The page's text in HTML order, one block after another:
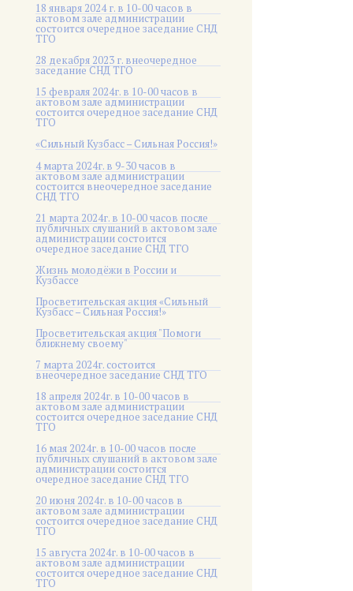
18 января 2024 г. в 10-00 часов в
актовом зале администрации
состоится очередное заседание СНД
ТГО
28 декабря 2023 г. внеочередное
заседание СНД ТГО
15 февраля 2024г. в 10-00 часов в
актовом зале администрации
состоится очередное заседание СНД
ТГО
«Сильный Кузбасс – Сильная Россия!»
4 марта 2024г. в 9-30 часов в
актовом зале администрации
состоится внеочередное заседание
СНД ТГО
21 марта 2024г. в 10-00 часов после
публичных слушаний в актовом зале
администрации состоится
очередное заседание СНД ТГО
Жизнь молодёжи в России и
Кузбассе
Просветительская акция «Сильный
Кузбасс – Сильная Россия!»
Просветительская акция "Помоги
ближнему своему"
7 марта 2024г. состоится
внеочередное заседание СНД ТГО
18 апреля 2024г. в 10-00 часов в
актовом зале администрации
состоится очередное заседание СНД
ТГО
16 мая 2024г. в 10-00 часов после
публичных слушаний в актовом зале
администрации состоится
очередное заседание СНД ТГО
20 июня 2024г. в 10-00 часов в
актовом зале администрации
состоится очередное заседание СНД
ТГО
15 августа 2024г. в 10-00 часов в
актовом зале администрации
состоится очередное заседание СНД
ТГО